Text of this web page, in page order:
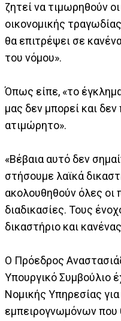
ζητεί να τιμωρηθούν
οικονομικής
θα επιτρέψει σε
του νόμου».
Όπως είπε, «το
μας δεν μπορεί και δεν
ατιμώρητο».
«Βέβαια αυτό δεν
στήσουμε λαϊκά
ακολουθηθούν όλες οι
διαδικασίες. Τους
δικαστήριο και
Ο Πρόεδρος
Υπουργικό Συμβούλιο
Νομικής Υπηρεσίας
εμπειρογνωμόνων που